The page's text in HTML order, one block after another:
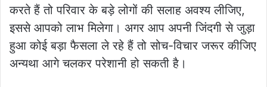
करते हैं तो परिवार के बड़े लोगों की सलाह अवश्य लीजिए,
इससे आपको लाभ मिलेगा। अगर आप अपनी जिंदगी से जुड़ा
हुआ कोई बड़ा फैसला ले रहे हैं तो सोच-विचार जरूर कीजिए
अन्यथा आगे चलकर परेशानी हो सकती है।